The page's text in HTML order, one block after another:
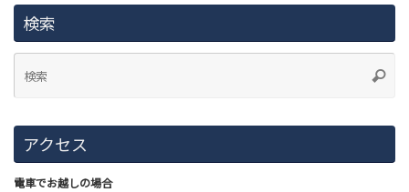
検索
アクセス
電車でお越しの場合